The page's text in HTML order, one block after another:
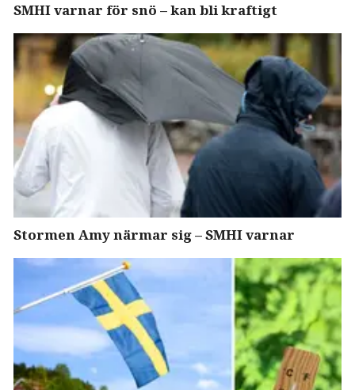
SMHI varnar för snö – kan bli kraftigt
Stormen Amy närmar sig – SMHI varnar